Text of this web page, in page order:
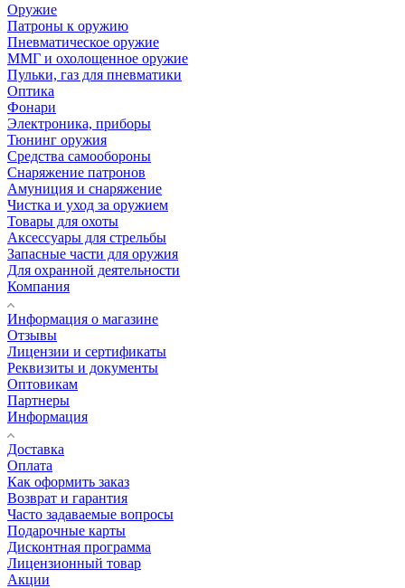
Оружие
Патроны к оружию
Пневматическое оружие
ММГ и охолощенное оружие
Пульки, газ для пневматики
Оптика
Фонари
Электроника, приборы
Тюнинг оружия
Средства самообороны
Снаряжение патронов
Амуниция и снаряжение
Чистка и уход за оружием
Товары для охоты
Аксессуары для стрельбы
Запасные части для оружия
Для охранной деятельности
Компания
Информация о магазине
Отзывы
Лицензии и сертификаты
Реквизиты и документы
Оптовикам
Партнеры
Информация
Доставка
Оплата
Как оформить заказ
Возврат и гарантия
Часто задаваемые вопросы
Подарочные карты
Дисконтная программа
Лицензионный товар
Акции